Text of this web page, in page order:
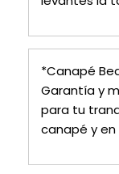
*Canapé
Garantía y
para tu
canapé y